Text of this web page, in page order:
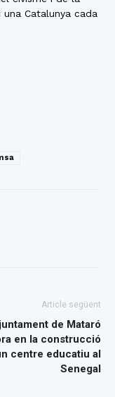
Catalunya cada
Article següent
de Mataró
en la construcció
centre educatiu al
Senegal